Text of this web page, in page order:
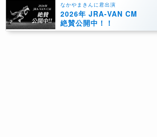
なかやまきんに君出演
2026年 JRA-VAN CM
絶賛公開中！！